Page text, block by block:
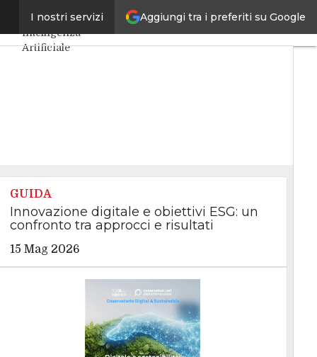
Aggiungi tra i preferiti su Google
I nostri servizi
Ultimi articoli
Intelligenza
Artificiale
GUIDA
Innovazione digitale e obiettivi ESG: un
confronto tra approcci e risultati
15 Mag 2026